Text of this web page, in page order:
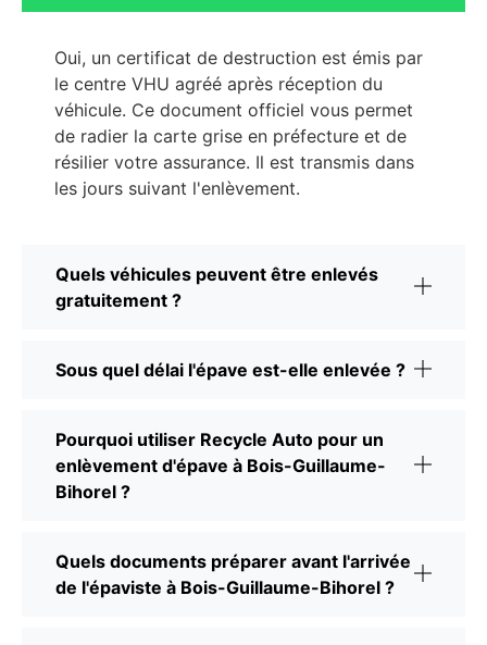
Oui, un certificat de destruction est émis par
le centre VHU agréé après réception du
véhicule. Ce document officiel vous permet
de radier la carte grise en préfecture et de
résilier votre assurance. Il est transmis dans
les jours suivant l'enlèvement.
Quels véhicules peuvent être enlevés
gratuitement ?
Sous quel délai l'épave est-elle enlevée ?
Pourquoi utiliser Recycle Auto pour un
enlèvement d'épave à Bois-Guillaume-
Bihorel ?
Quels documents préparer avant l'arrivée
de l'épaviste à Bois-Guillaume-Bihorel ?